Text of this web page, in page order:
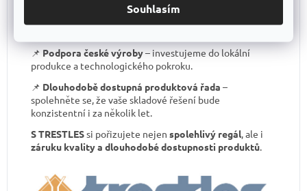
Souhlasím
📌 Podpora české výroby– investujeme do lokální
produkce a technologického pokroku.
📌 Dlouhodobě dostupná produktová řada –
spolehněte se, že vaše skladové řešení bude
konzistentní i za několik let.
S TRESTLESsi pořizujete nejen spolehlivý regál, ale i
záruku kvality a dlouhodobé dostupnosti produktů.